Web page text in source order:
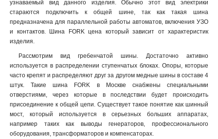
узнаваемый вид данного изделия. Обычно этот вид электрики
стараются подключить к общей шине, так как такая шина
предназначена для параллельной работы автоматов, включения УЗО
и контактов. Шина FORK цена который зависит от характеристик
изделия.
Рассмотрим вид гребенчатой шины. Достаточно активно
используется в распределении ступенчатых блоках. Опоры, которые
часто крепят и распределяют друг за другом медные шины в составе 4
штук. Такие шина FORK в Москве снабжены специальными
отверстиями, через которые в последствии будет происходить
присоединение к общей цепи. Существует такое понятие как шинный
мост, который используется в серьезных больших аппаратах,
например таких как выводы генераторов, профессионального
оборудования, трансформаторов и компенсаторах.